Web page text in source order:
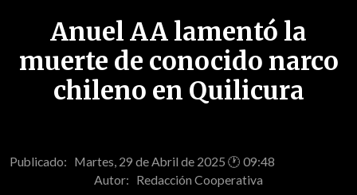
Anuel AA lamentó la
muerte de conocido narco
chileno en Quilicura
Publicado: Martes, 29 de Abril de 2025 🕐 09:48
Autor: Redacción Cooperativa